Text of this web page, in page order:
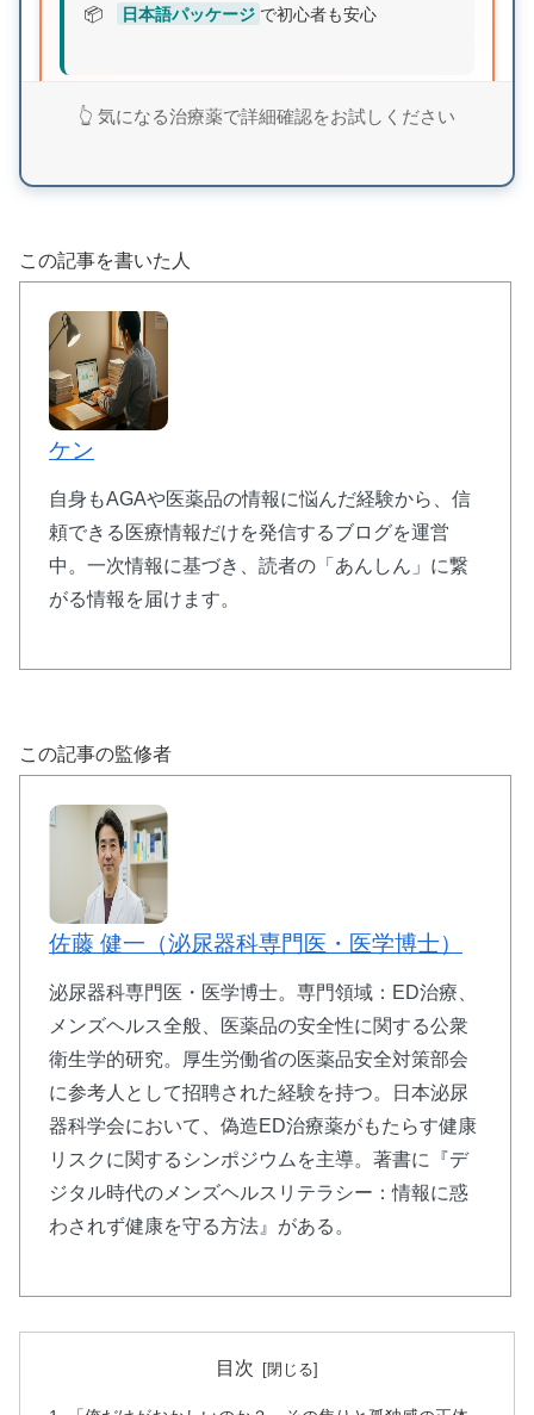
📦
日本語パッケージ で初心者も安心
業界最安値クラスの価格設定でありながら、日本人
⚡ バルデナエイト：即効性15分の高速効果型
🚀 15分〜30分 で効果実感の即効タイプ
💰
10錠 1,770円〜 （1錠177円）
効果持続 3〜5時間 で自然なタイミング
🌟
バルデナフィル
🕐 タダライト：24時間持続の週末パートナ
ー
⏰ 24〜36時間 の長時間効果持続
💰
10錠 1,870円〜 （1錠187円）
🍽️
食事影響を受けにくい 設計
💊
タダラフィル 5mg/10mg/20mg 3種対応
タダライトで持続時間を確認
👆 気になる治療薬で詳細確認をお試しください
この記事を書いた人
ケン
自身もAGAや医薬品の情報に悩んだ経験から、信
頼できる医療情報だけを発信するブログを運営
中。一次情報に基づき、読者の「あんしん」に繋
がる情報を届けます。
この記事の監修者
佐藤 健一（泌尿器科専門医・医学博士）
泌尿器科専門医・医学博士。専門領域：ED治療、
メンズヘルス全般、医薬品の安全性に関する公衆
衛生学的研究。厚生労働省の医薬品安全対策部会
に参考人として招聘された経験を持つ。日本泌尿
器科学会において、偽造ED治療薬がもたらす健康
リスクに関するシンポジウムを主導。著書に『デ
ジタル時代のメンズヘルスリテラシー：情報に惑
わされず健康を守る方法』がある。
目次